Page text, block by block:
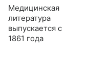
Медицинская
литература
выпускается с
1861 года